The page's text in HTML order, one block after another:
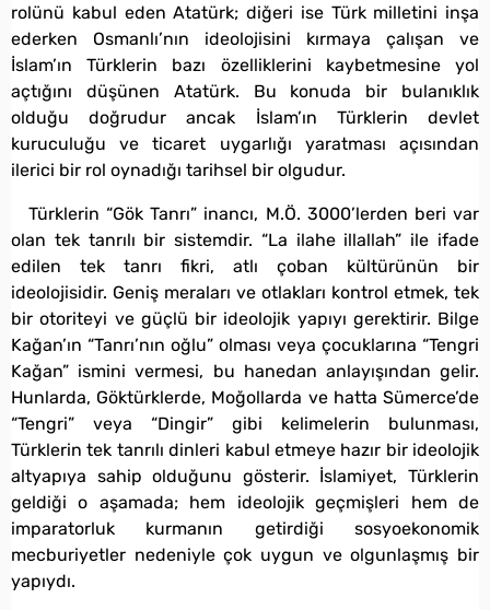
rolünü kabul eden Atatürk; diğeri ise Türk milletini inşa
ederken Osmanlı’nın ideolojisini kırmaya çalışan ve
İslam’ın Türklerin bazı özelliklerini kaybetmesine yol
açtığını düşünen Atatürk. Bu konuda bir bulanıklık
olduğu doğrudur ancak İslam’ın Türklerin devlet
kuruculuğu ve ticaret uygarlığı yaratması açısından
ilerici bir rol oynadığı tarihsel bir olgudur.
Türklerin “Gök Tanrı” inancı, M.Ö. 3000’lerden beri var
olan tek tanrılı bir sistemdir. “La ilahe illallah” ile ifade
edilen tek tanrı fikri, atlı çoban kültürünün bir
ideolojisidir. Geniş meraları ve otlakları kontrol etmek, tek
bir otoriteyi ve güçlü bir ideolojik yapıyı gerektirir. Bilge
Kağan’ın “Tanrı’nın oğlu” olması veya çocuklarına “Tengri
Kağan” ismini vermesi, bu hanedan anlayışından gelir.
Hunlarda, Göktürklerde, Moğollarda ve hatta Sümerce’de
“Tengri” veya “Dingir” gibi kelimelerin bulunması,
Türklerin tek tanrılı dinleri kabul etmeye hazır bir ideolojik
altyapıya sahip olduğunu gösterir. İslamiyet, Türklerin
geldiği o aşamada; hem ideolojik geçmişleri hem de
imparatorluk kurmanın getirdiği sosyoekonomik
mecburiyetler nedeniyle çok uygun ve olgunlaşmış bir
yapıydı.